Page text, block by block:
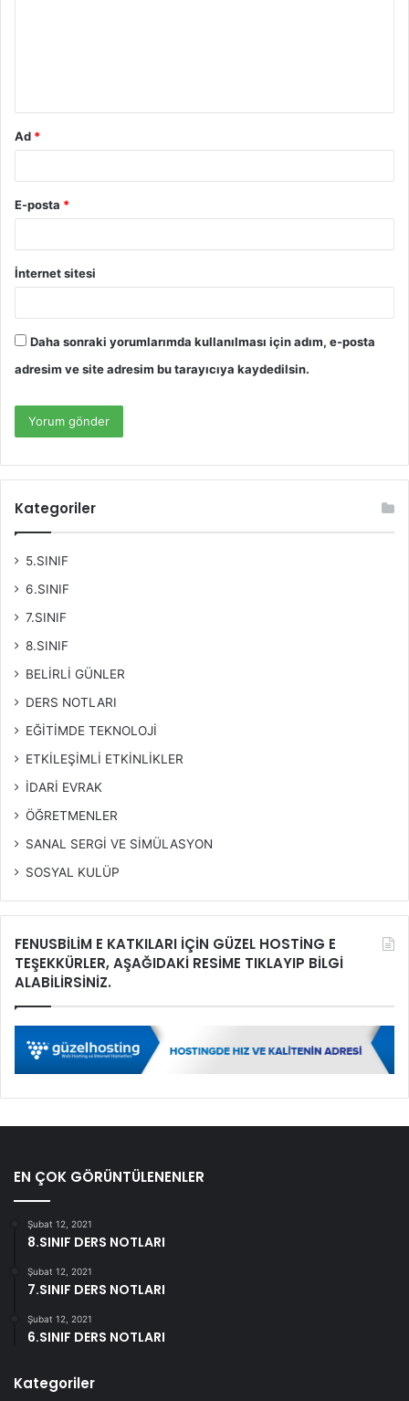
Ad *
E-posta *
İnternet sitesi
Daha sonraki yorumlarımda kullanılması için adım, e-posta
adresim ve site adresim bu tarayıcıya kaydedilsin.
Kategoriler
5.SINIF
6.SINIF
7.SINIF
8.SINIF
BELİRLİ GÜNLER
DERS NOTLARI
EĞİTİMDE TEKNOLOJİ
ETKİLEŞİMLİ ETKİNLİKLER
İDARİ EVRAK
ÖĞRETMENLER
SANAL SERGİ VE SİMÜLASYON
SOSYAL KULÜP
FENUSBİLİM E KATKILARI İÇİN GÜZEL HOSTİNG E
TEŞEKKÜRLER, AŞAĞIDAKİ RESİME TIKLAYIP BİLGİ
ALABİLİRSİNİZ.
EN ÇOK GÖRÜNTÜLENENLER
Şubat 12, 2021
8.SINIF DERS NOTLARI
Şubat 12, 2021
7.SINIF DERS NOTLARI
Şubat 12, 2021
6.SINIF DERS NOTLARI
Kategoriler